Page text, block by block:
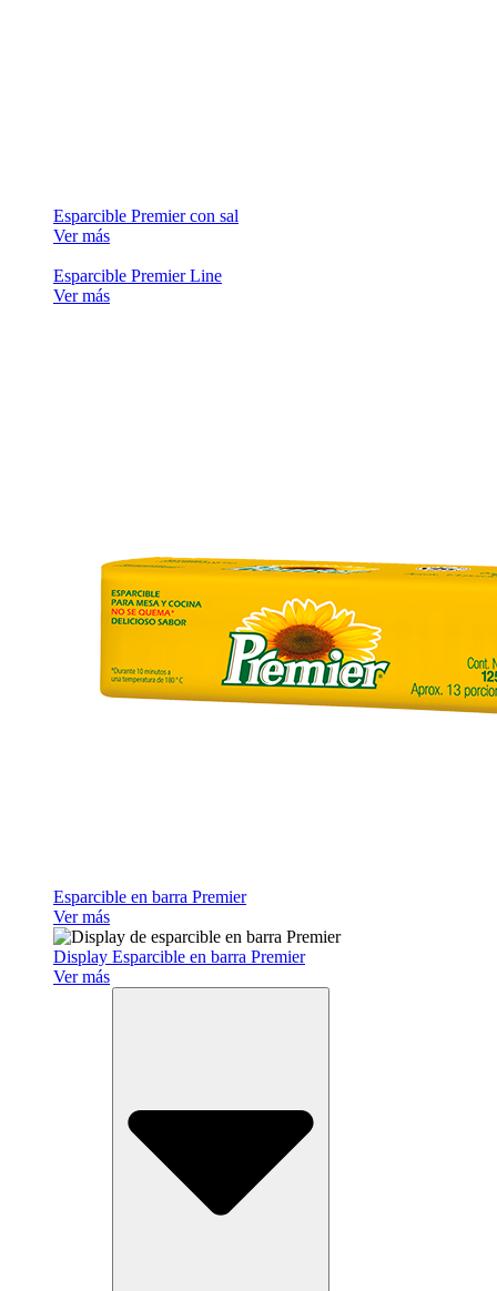
Esparcible Premier con sal
Ver más
Esparcible Premier Line
Ver más
Esparcible en barra Premier
Ver más
Display Esparcible en barra Premier
Ver más